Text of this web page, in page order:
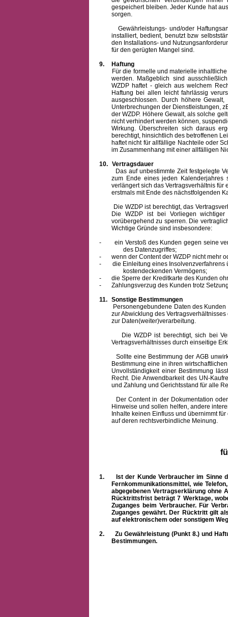
gespeichert bleiben. Jeder Kunde hat
sorgen.
Gewährleistungs- und/oder
installiert, bedient, benutzt bzw
den Installations- und
für den gerügten Mangel sind.
9.
Haftung
Für die formelle und materielle
werden. Maßgeblich sind
WZDP haftet - gleich aus welchem
Haftung bei allen leicht fahrlässig
ausgeschlossen. Durch höhere
Unterbrechungen der Dienstleistungen,
der WZDP. Höhere Gewalt, als solche
nicht verhindert werden können,
Wirkung. Überschreiten sich daraus
berechtigt, hinsichtlich des betroffenen
haftet nicht für allfällige Nachteile oder
im Zusammenhang mit einer allfälligen
10. Vertragsdauer
Das auf unbestimmte Zeit festgelegte
zum Ende eines jeden Kalenderjahres
verlängert sich das Vertragsverhältnis
erstmals mit Ende des nächstfolgenden
Die WZDP ist berechtigt, das
Die WZDP ist bei Vorliegen
vorübergehend zu sperren. Die
Wichtige Gründe sind insbesondere:
-
ein Verstoß des Kunden gegen seine
des Datenzugriffes;
-
wenn der Content der WZDP nicht mehr
-
die Einleitung eines
kostendeckenden Vermögens;
-
die Sperre der Kreditkarte des Kunden
-
Zahlungsverzug des Kunden trotz
11. Sonstige Bestimmungen
Personengebundene Daten des Kunden
zur Abwicklung des
zur Daten(weiter)verarbeitung.
Die WZDP ist berechtigt, sich bei
Vertragsverhältnisses durch einseitige
Sollte eine Bestimmung der AGB
Bestimmung eine in ihren
Unvollständigkeit einer Bestimmung
Recht. Die Anwendbarkeit des UN-
und Zahlung und Gerichtsstand für alle
Der Content in der Dokumentation oder
Hinweise und sollen helfen, andere
Inhalte keinen Einfluss und übernimmt
auf deren rechtsverbindliche Meinung.
1.
Ist der Kunde Verbraucher im Sinne
Fernkommunikationsmittel, wie
abgegebenen Vertragserklärung ohne
Rücktrittsfrist beträgt 7 Werktage,
Zuganges beim Verbraucher. Für
Zuganges gewährt. Der Rücktritt gilt
auf elektronischem oder sonstigem
2.
Zu Gewährleistung (Punkt 8.) und
Bestimmungen.